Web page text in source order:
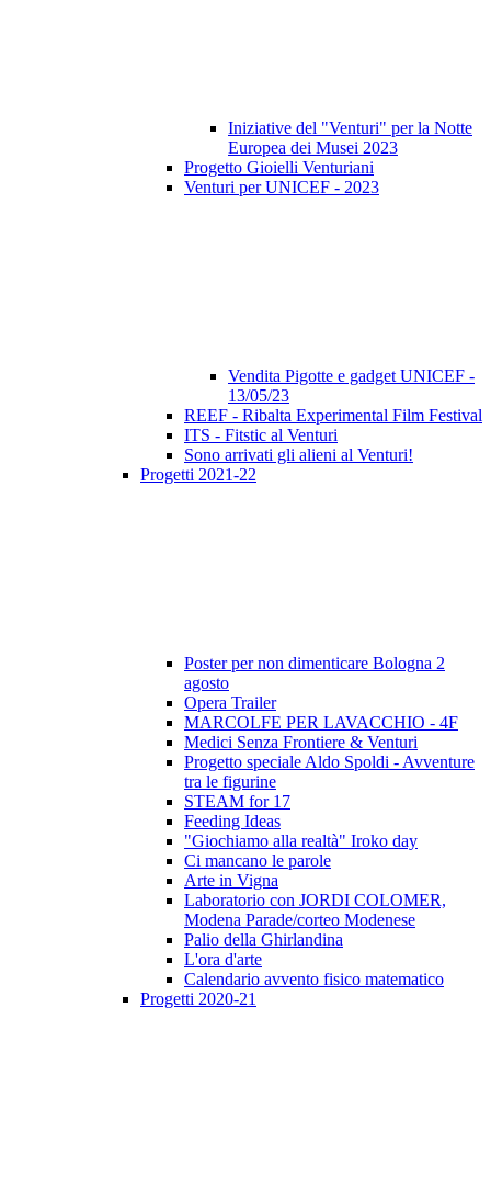
Iniziative del "Venturi" per la Notte
Europea dei Musei 2023
Progetto Gioielli Venturiani
Venturi per UNICEF - 2023
Vendita Pigotte e gadget UNICEF -
13/05/23
REEF - Ribalta Experimental Film Festival
ITS - Fitstic al Venturi
Sono arrivati gli alieni al Venturi!
Progetti 2021-22
Poster per non dimenticare Bologna 2
agosto
Opera Trailer
MARCOLFE PER LAVACCHIO - 4F
Medici Senza Frontiere & Venturi
Progetto speciale Aldo Spoldi - Avventure
tra le figurine
STEAM for 17
Feeding Ideas
"Giochiamo alla realtà" Iroko day
Ci mancano le parole
Arte in Vigna
Laboratorio con JORDI COLOMER,
Modena Parade/corteo Modenese
Palio della Ghirlandina
L'ora d'arte
Calendario avvento fisico matematico
Progetti 2020-21